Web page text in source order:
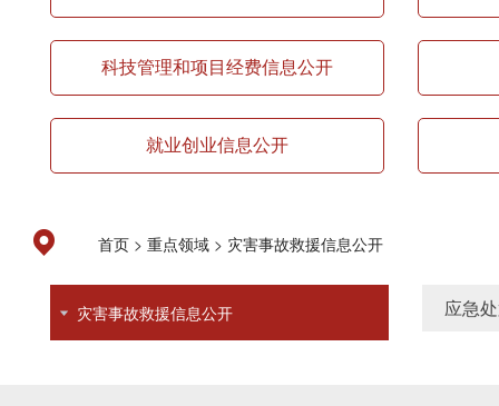
科技管理和项目经费信息公开
就业创业信息公开
首页 > 重点领域 > 灾害事故救援信息公开
灾害事故救援信息公开 应急